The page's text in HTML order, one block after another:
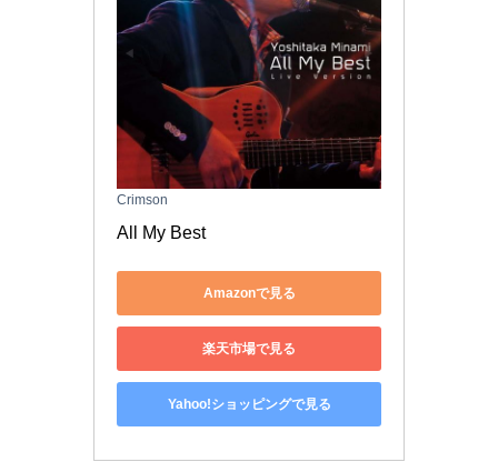
Crimson
All My Best
Amazonで見る
楽天市場で見る
Yahoo!ショッピングで見る